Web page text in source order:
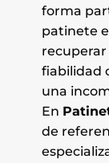
forma
patinete
fiabilidad
una
En
de